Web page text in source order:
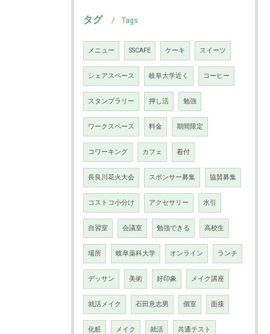
タグ Tags
メニュー SSCAFE ケーキ スイーツ
シェアスペース 岐阜大学近く コーヒー
スタンプラリー 押し活 勉強
ワークスペース 料金 期間限定
コワーキング カフェ 着付
長良川花火大会 スポンサー募集 協賛募集
コストコ小分け アクセサリー 水引
自習室 会議室 勉強できる 高校生
場所 岐阜薬科大学 オンライン ランチ
デッサン 美術 好印象 メイク講座
就活メイク 石田意志男 個室 面接
化粧 メイク 就活 共通テスト